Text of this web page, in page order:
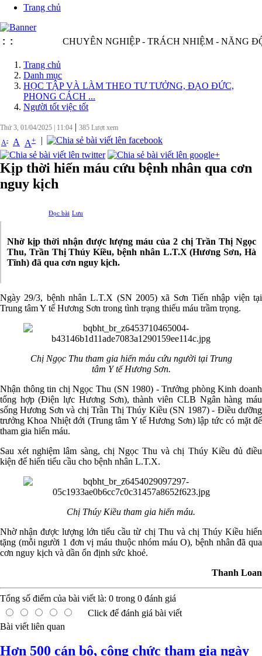
Trang chủ
: : CHUYÊN NGHIỆP - TRÁCH NHIỆM - NĂNG
Trang chủ
Danh mục
HỌC TẬP VÀ LÀM THEO TƯ TƯỞNG, ĐẠO ĐỨC,
PHONG CÁCH ...
Người tốt việc tốt
Thứ 3, 01/04/2025 11:04 | 385 Lượt xem
A- A A+ |
Kịp thời hiến máu cứu bệnh nhân qua cơn
nguy kịch
Đọc bài Lưu
Nhờ kịp thời nhận được lượng máu của 2 chị Trần Thị Ngọc
Thu, Trần Thị Thúy Kiều, bệnh nhân L.T.X (Hương Sơn, Hà
Tĩnh) đã qua cơn nguy kịch.
Ngày 29/3, bệnh nhân L.T.X (SN 2005) xã Sơn Tiến nhập viện tại
Trung tâm Y tế Hương Sơn trong tình trạng thiếu máu trầm trọng.
Chị Ngọc Thu tham gia hiến máu cứu người tại Trung
tâm Y tế Hương Sơn.
Nhận thông tin chị Ngọc Thu (SN 1980) - Trưởng phòng Kinh doanh
tổng hợp (Điện lực Hương Sơn), thành viên CLB Ngân hàng máu
sống Hương Sơn và chị Trần Thị Thúy Kiều (SN 1987) - Điều dưỡng
trưởng Khoa Nhiệt đới (Trung tâm Y tế Hương Sơn) lập tức có mặt để
tham gia hiến máu.
Sau xét nghiệm lâm sàng, chị Ngọc Thu và chị Thúy Kiều đủ điều
kiện để hiến tiểu cầu cho bệnh nhân L.T.X.
Chị Thúy Kiều tham gia hiến máu.
Nhờ nhận được lượng lớn tiểu cầu từ chị Thu và chị Thúy Kiều hiến
tặng (mỗi người 1 đơn vị máu thuộc nhóm máu O), bệnh nhân đã qua
cơn nguy kịch và dần ổn định sức khoẻ.
Thanh Loan
Tổng số điểm của bài viết là: 0 trong 0 đánh giá
Click để đánh giá bài viết
Bài viết liên quan
Hơn 500 cán bộ, công chức tham gia ngày